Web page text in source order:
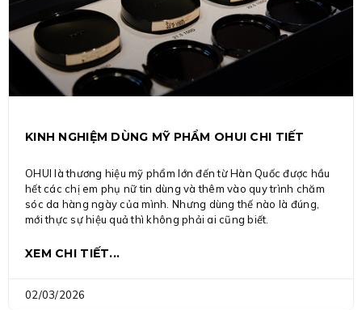
KINH NGHIỆM DÙNG MỸ PHẨM OHUI CHI TIẾT
OHUI là thương hiệu mỹ phẩm lớn đến từ Hàn Quốc được hầu
hết các chị em phụ nữ tin dùng và thêm vào quy trình chăm
sóc da hàng ngày của mình. Nhưng dùng thế nào là đúng,
mới thực sự hiệu quả thì không phải ai cũng biết.
XEM CHI TIẾT...
02/03/2026